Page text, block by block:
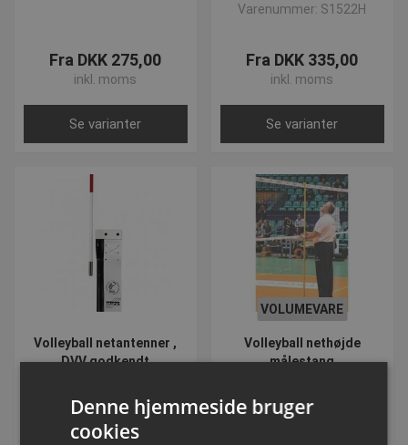
Fra DKK 275,00
inkl. moms
Se varianter
Varenummer: S1522H
Fra DKK 335,00
inkl. moms
Se varianter
Volleyball netantenner ,
DVV godkendt
Fra DKK 545,00
VOLUMEVARE
Volleyball nethøjde
målestang
Denne hjemmeside bruger
cookies